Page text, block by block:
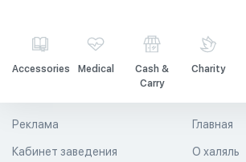
Accessories Medical
Cash &
Carry
Charity
Главная
О халяль
Реклама
Кабинет заведения